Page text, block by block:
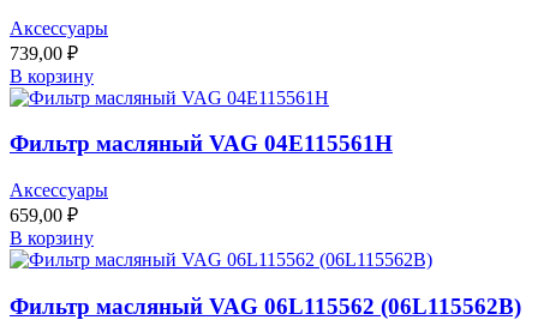
Аксессуары
739,00 ₽
В корзину
Фильтр масляный VAG 04E115561H
Аксессуары
659,00 ₽
В корзину
Фильтр масляный VAG 06L115562 (06L115562B)